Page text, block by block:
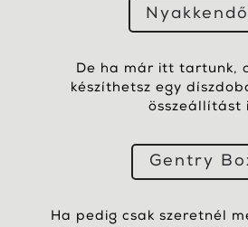
De ha már itt tartunk,
készíthetsz egy
összeállítást
Gentry
Ha pedig csak szeretnél